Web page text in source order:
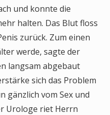
und konnte die
halten. Das Blut floss
zurück. Zum einen
werde, sagte der
langsam abgebaut
sich das Problem
gänzlich vom Sex und
Urologe riet Herrn